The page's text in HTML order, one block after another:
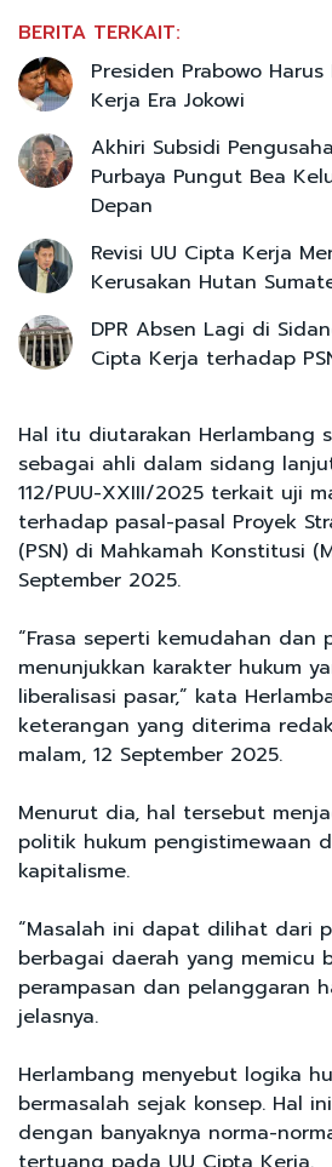
BERITA TERKAIT:
Presiden Prabowo Harus
Kerja Era Jokowi
Akhiri Subsidi
Purbaya Pungut Bea
Depan
Revisi UU Cipta Kerja
Kerusakan Hutan
DPR Absen Lagi di
Cipta Kerja terhadap
Hal itu diutarakan Herlambang
sebagai ahli dalam sidang
112/PUU-XXIII/2025 terkait uji
terhadap pasal-pasal Proyek
(PSN) di Mahkamah Konstitusi
September 2025.
“Frasa seperti kemudahan dan
menunjukkan karakter hukum
liberalisasi pasar,” kata
keterangan yang diterima
malam, 12 September 2025.
Menurut dia, hal tersebut
politik hukum pengistimewaan
kapitalisme.
“Masalah ini dapat dilihat dari
berbagai daerah yang memicu
perampasan dan pelanggaran
jelasnya.
Herlambang menyebut logika
bermasalah sejak konsep. Hal
dengan banyaknya norma-